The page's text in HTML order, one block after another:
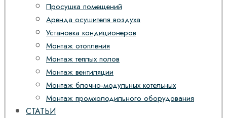
Просушка помещений
Аренда осушителя воздуха
Установка кондиционеров
Монтаж отопления
Монтаж теплых полов
Монтаж вентиляции
Монтаж блочно-модульных котельных
Монтаж промхолодильного оборудования
СТАТЬИ